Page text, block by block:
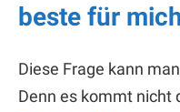
beste für
Diese Frage kann
Denn es kommt nicht